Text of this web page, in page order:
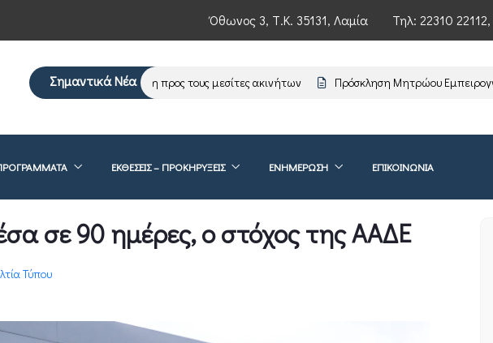
Όθωνος 3, Τ.Κ. 35131, Λαμία Τηλ: 22310 22112,
Σημαντικά Νέα
Επείγουσα ενημέρωση προς τους μεσίτες ακινήτων Πρόσκληση Μητρώου
ΕΚΘΕΣΕΙΣ – ΠΡΟΚΗΡΥΞΕΙΣ ΕΝΗΜΈΡΩΣΗ ΕΠΙΚΟΙΝΩΝΊΑ
σε 90 ημέρες, ο στόχος της ΑΑΔΕ
Τύπου